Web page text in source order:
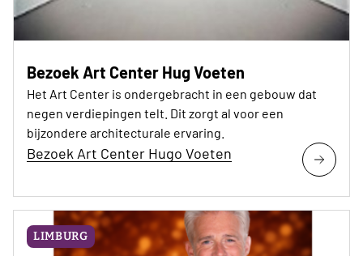
Bezoek Art Center Hug Voeten
Het Art Center is ondergebracht in een gebouw dat
negen verdiepingen telt. Dit zorgt al voor een
bijzondere architecturale ervaring.
Bezoek Art Center Hugo Voeten
LIMBURG